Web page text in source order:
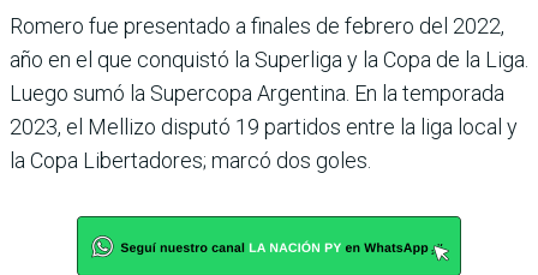
Romero fue presentado a fina­les de febrero del 2022,
año en el que conquistó la Superliga y la Copa de la Liga.
Luego sumó la Supercopa Argentina. En la temporada
2023, el Mellizo disputó 19 partidos entre la liga local y
la Copa Liberta­dores; marcó dos goles.